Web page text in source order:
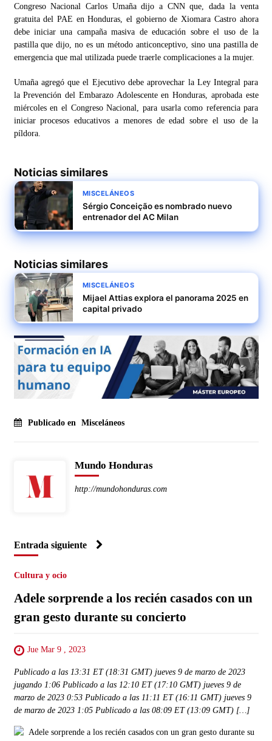
Congreso Nacional Carlos Umaña dijo a CNN que, dada la venta
gratuita del PAE en Honduras, el gobierno de Xiomara Castro ahora
debe iniciar una campaña masiva de educación sobre el uso de la
pastilla que dijo, no es un método anticonceptivo, sino una pastilla de
emergencia que mal utilizada puede traerle complicaciones a la mujer.
Umaña agregó que el Ejecutivo debe aprovechar la Ley Integral para
la Prevención del Embarazo Adolescente en Honduras, aprobada este
miércoles en el Congreso Nacional, para usarla como referencia para
iniciar procesos educativos a menores de edad sobre el uso de la
píldora.
Noticias similares
MISCELÁNEOS
Sérgio Conceição es nombrado nuevo
entrenador del AC Milan
Noticias similares
MISCELÁNEOS
Mijael Attias explora el panorama 2025 en
capital privado
Publicado en Misceláneos
Mundo Honduras
http://mundohonduras.com
Entrada siguiente
Cultura y ocio
Adele sorprende a los recién casados ​​con un
gran gesto durante su concierto
Jue Mar 9 , 2023
Publicado a las 13:31 ET (18:31 GMT) jueves 9 de marzo de 2023
jugando 1:06 Publicado a las 12:10 ET (17:10 GMT) jueves 9 de
marzo de 2023 0:53 Publicado a las 11:11 ET (16:11 GMT) jueves 9
de marzo de 2023 1:05 Publicado a las 08:09 ET (13:09 GMT) […]